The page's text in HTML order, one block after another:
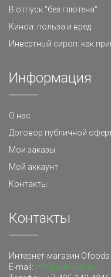
В отпуск "без глютена"
Киноа: польза и вред
Инвертный сироп: как
Информация
О нас
Договор публичной
Мои заказы
Мой аккаунт
Контакты
Контакты
Интернет-магазин Ofoods
E-mail: info@ofoods.ru